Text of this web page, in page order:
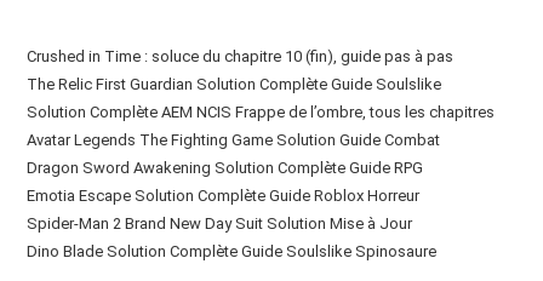
Crushed in Time : soluce du chapitre 10 (fin), guide pas à pas
The Relic First Guardian Solution Complète Guide Soulslike
Solution Complète AEM NCIS Frappe de l’ombre, tous les chapitres
Avatar Legends The Fighting Game Solution Guide Combat
Dragon Sword Awakening Solution Complète Guide RPG
Emotia Escape Solution Complète Guide Roblox Horreur
Spider-Man 2 Brand New Day Suit Solution Mise à Jour
Dino Blade Solution Complète Guide Soulslike Spinosaure